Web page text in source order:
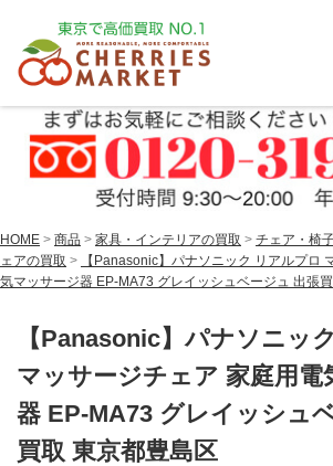
HOME > 商品 > 家具・インテリアの買取 > チェア・椅
ェアの買取 >
【Panasonic】パナソニック リアルプロ
気マッサージ器 EP-MA73 グレイッシュベージュ 出張
【Panasonic】パナソニッ
マッサージチェア 家庭用電
器 EP-MA73 グレイッシュ
買取 東京都豊島区